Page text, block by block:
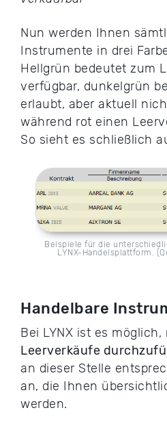
Nun werden Ihnen
Instrumente in drei
Hellgrün bedeutet zum
verfügbar, dunkelgrün
erlaubt, aber aktuell
während rot einen
So sieht es schließlich
Beispiele für die
LYNX-Handelsplattform.
Handelbare
Bei LYNX ist es möglich,
Leerverkäufe
an dieser Stelle
an, die Ihnen
werden.